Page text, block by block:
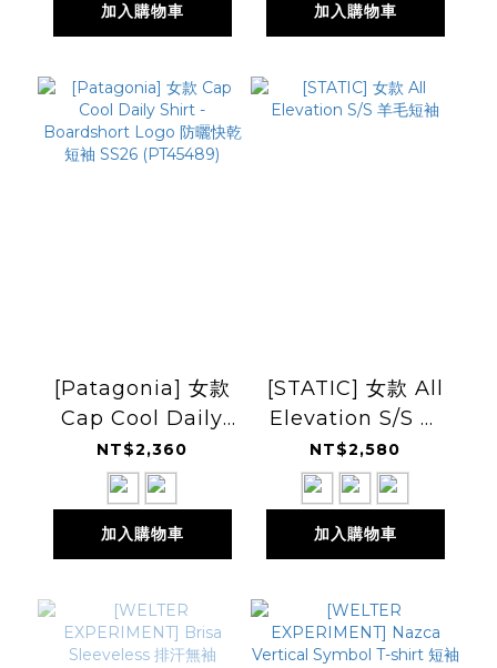
加入購物車
(PT45492)
加入購物車
[Patagonia] 女款
Cap Cool Daily
Shirt -
Boardshort Logo
防曬快乾短袖 SS26
(PT45489)
NT$2,360
加入購物車
[STATIC] 女款 All
Elevation S/S 羊
毛短袖
NT$2,580
加入購物車